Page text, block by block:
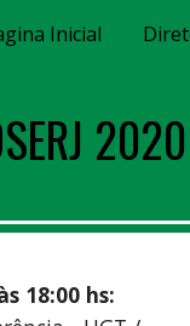
Inicial
2020
18:00 hs: